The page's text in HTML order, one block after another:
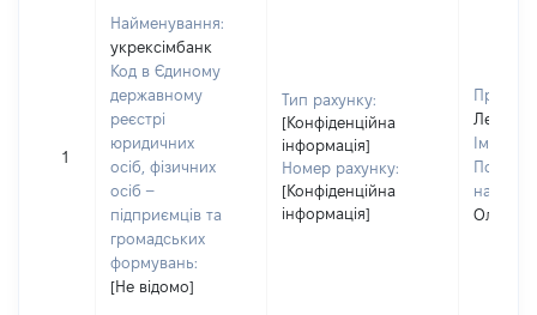
1
Найменування:
укрексімбанк
Код в Єдиному
державному
реєстрі
юридичних
осіб, фізичних
осіб –
підприємців та
громадських
формувань:
[Не відомо]
Тип рахунку:
[Конфіденційна
інформація]
Номер рахунку:
[Конфіденційна
інформація]
Ім'я:
По